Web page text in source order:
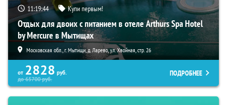
11:19:43 Купи первым!
Отдых для двоих с питанием в отеле Arthurs Spa Hotel
by Mercure в Мытищах
Московская обл., г. Мытищи, д. Ларево, ул. Хвойная, стр. 26
от 2828 руб.
до65700руб.
ПОДРОБНЕЕ